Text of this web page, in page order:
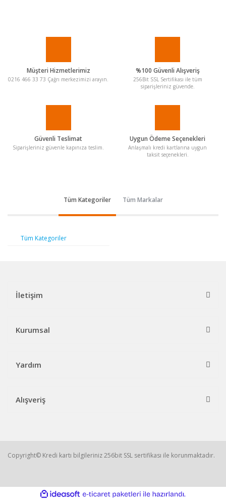
Müşteri Hizmetlerimiz
0216 466 33 73 Çağrı merkezimizi arayın.
%100 Güvenli Alışveriş
256Bit SSL Sertifikası ile tüm
siparişleriniz güvende.
Güvenli Teslimat
Siparişleriniz güvenle kapınıza teslim.
Uygun Ödeme Seçenekleri
Anlaşmalı kredi kartlarına uygun
taksit seçenekleri.
Tüm Kategoriler Tüm Markalar
Tüm Kategoriler
İletişim
Kurumsal
Yardım
Alışveriş
Copyright© Kredi kartı bilgileriniz 256bit SSL sertifikası ile korunmaktadır.
ideasoft
e-